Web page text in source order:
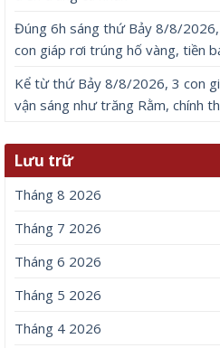
Đúng 6h sáng thứ Bảy 8/8/2026,
con giáp rơi trúng hố vàng, tiền
Kể từ thứ Bảy 8/8/2026, 3 con
vận sáng như trăng Rằm, chính
Lưu trữ
Tháng 8 2026
Tháng 7 2026
Tháng 6 2026
Tháng 5 2026
Tháng 4 2026